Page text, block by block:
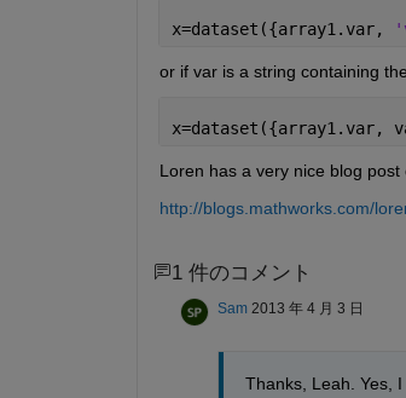
x=dataset({array1.var,
or if var is a string containing
x=dataset({array1.var,
Loren has a very nice blog
http://blogs.mathworks.com/
1 件のコメント
Sam 2013 年 4 月 3 日
Thanks, Leah. Yes,